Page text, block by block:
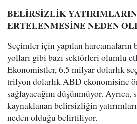
BELİRSİZLİK YATIRIMLARIN
ERTELENMESİNE NEDEN
Seçimler için yapılan harcamaların
yolları gibi bazı sektörleri olumlu
Ekonomistler, 6,5 milyar dolarlık
trilyon dolarlık ABD ekonomisine
sağlayacağını düşünmüyor. Ayrıca,
kaynaklanan belirsizliğin
neden olduğu belirtiliyor.